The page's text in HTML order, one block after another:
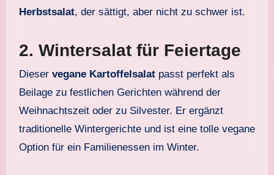
Herbstsalat, der sättigt, aber nicht zu schwer ist.
2. Wintersalat für Feiertage
Dieser vegane Kartoffelsalatpasst perfekt als
Beilage zu festlichen Gerichten während der
Weihnachtszeit oder zu Silvester. Er ergänzt
traditionelle Wintergerichte und ist eine tolle vegane
Option für ein Familienessen im Winter.